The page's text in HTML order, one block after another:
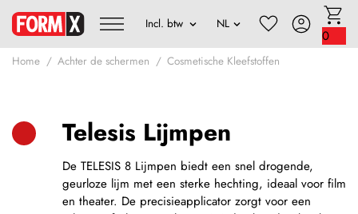
0
Home Achter de schermen Cosmetische Kleefstoffen
Telesis Lijmpen
De TELESIS 8 Lijmpen biedt een snel drogende,
geurloze lijm met een sterke hechting, ideaal voor film
en theater. De precisieapplicator zorgt voor een